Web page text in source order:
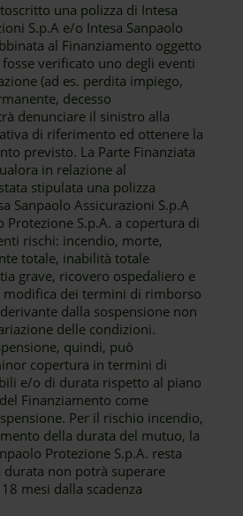
una polizza di Intesa
S.p.A e/o Intesa Sanpaolo
al Finanziamento oggetto
verificato uno degli eventi
(ad es. perdita impiego,
decesso
denunciare il sinistro alla
di riferimento ed ottenere la
previsto. La Parte Finanziata
in relazione al
stipulata una polizza
Sanpaolo Assicurazioni S.p.A
Protezione S.p.A. a copertura di
rischi: incendio, morte,
totale, inabilità totale
grave, ricovero ospedaliero e
modifica dei termini di rimborso
dalla sospensione non
delle condizioni.
quindi, può
copertura in termini di
e/o di durata rispetto al piano
Finanziamento come
Per il rischio incendio,
della durata del mutuo, la
Protezione S.p.A. resta
durata non potrà superare
mesi dalla scadenza